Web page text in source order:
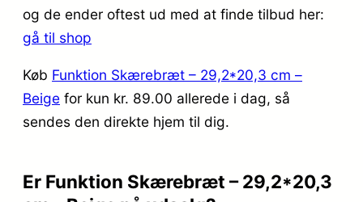
og de ender oftest ud med at finde tilbud her:
gå til shop
Køb Funktion Skærebræt – 29,2*20,3 cm –
Beige for kun kr. 89.00 allerede i dag, så
sendes den direkte hjem til dig.
Er Funktion Skærebræt – 29,2*20,3